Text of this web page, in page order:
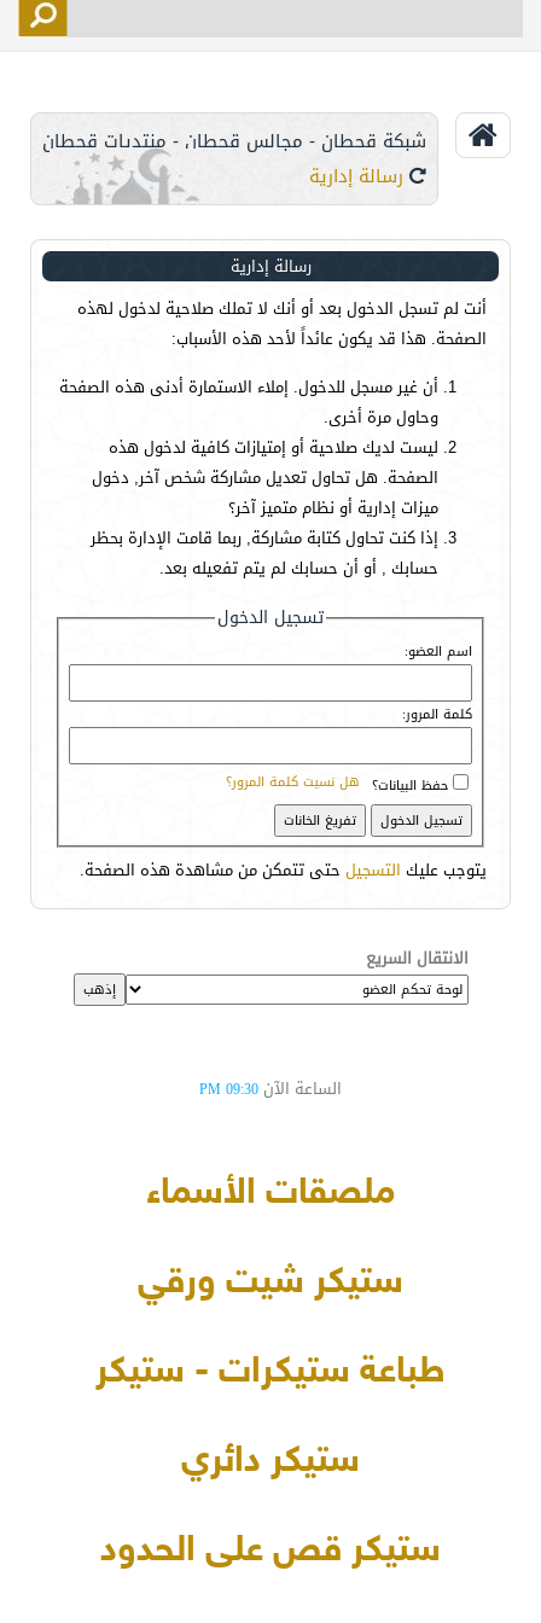
التحكم
شبكة قحطان - مجالس قحطان - منتديات قحطان
رسالة إدارية
رسالة إدارية
أنت لم تسجل الدخول بعد أو أنك لا تملك صلاحية لدخول لهذه
الصفحة. هذا قد يكون عائداً لأحد هذه الأسباب:
أن غير مسجل للدخول. إملاء الاستمارة أدنى هذه الصفحة
وحاول مرة أخرى.
ليست لديك صلاحية أو إمتيازات كافية لدخول هذه
الصفحة. هل تحاول تعديل مشاركة شخص آخر, دخول
ميزات إدارية أو نظام متميز آخر؟
إذا كنت تحاول كتابة مشاركة, ربما قامت الإدارة بحظر
حسابك , أو أن حسابك لم يتم تفعيله بعد.
تسجيل الدخول
اسم العضو:
كلمة المرور:
هل نسيت كلمة المرور؟ حفظ البيانات؟
يتوجب عليك التسجيل حتى تتمكن من مشاهدة هذه الصفحة.
الانتقال السريع
الساعة الآن 09:30 PM
ملصقات الأسماء
ستيكر شيت ورقي
طباعة ستيكرات - ستيكر
ستيكر دائري
ستيكر قص على الحدود